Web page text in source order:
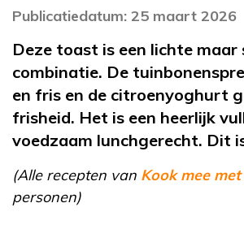
Publicatiedatum: 25 maart 2026
Deze toast is een lichte maar
combinatie. De
en fris en de citroenyoghurt
frisheid. Het is een heerlijk
voedzaam lunchgerecht. Dit
(Alle recepten van Kook mee met
personen)